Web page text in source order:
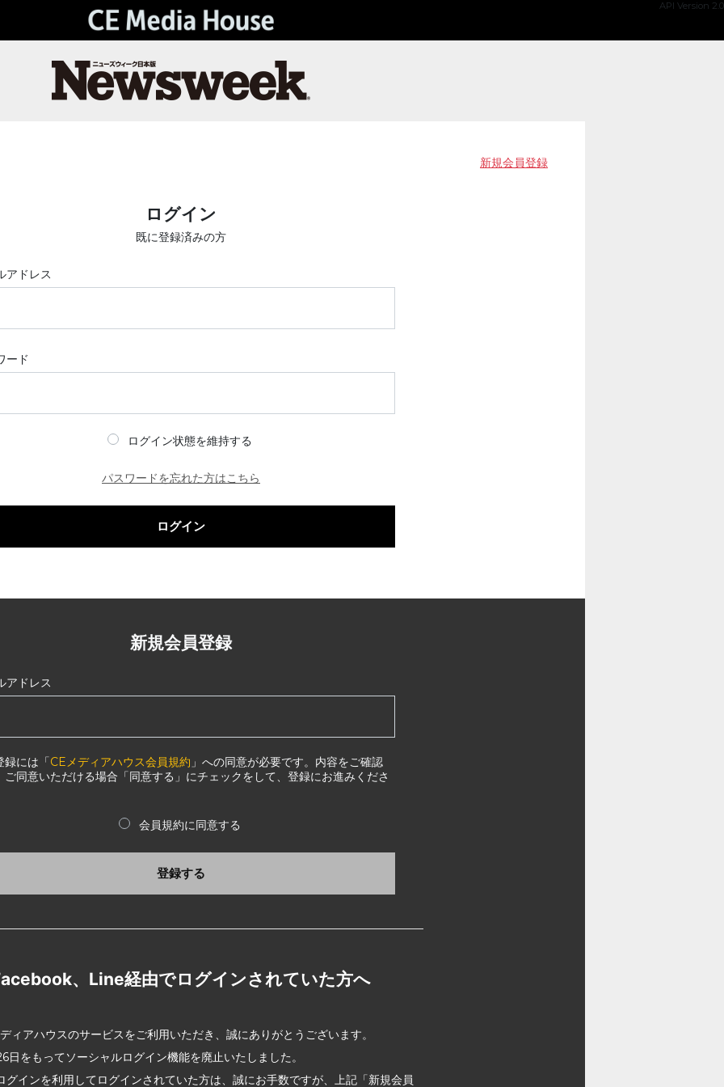
API Version 2.0
新規会員登録
ログイン
既に登録済みの方
アドレス
ード
ログイン状態を維持する
パスワードを忘れた方はこちら
ログイン
新規会員登録
アドレス
録には「CEメディアハウス会員規約 」への同意が必要です。内容をご確認
ご同意いただける場合「同意する」にチェックをして、登録にお進みくださ
会員規約に同意する
登録する
、Line経由でログインされていた方へ
ィアハウスのサービスをご利用いただき、誠にありがとうございます。
日をもってソーシャルログイン機能を廃止いたしました。
グインを利用してログインされていた方は、誠にお手数ですが、上記「新規会員